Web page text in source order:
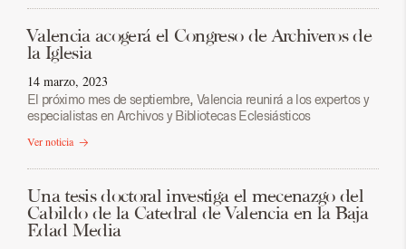
Valencia acogerá el Congreso de Archiveros de
la Iglesia
14 marzo, 2023
El próximo mes de septiembre, Valencia reunirá a los expertos y
especialistas en Archivos y Bibliotecas Eclesiásticos
Ver noticia
Una tesis doctoral investiga el mecenazgo del
Cabildo de la Catedral de Valencia en la Baja
Edad Media